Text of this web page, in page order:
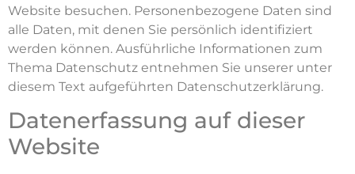
Website besuchen. Personenbezogene Daten sind
alle Daten, mit denen Sie persönlich identifiziert
werden können. Ausführliche Informationen zum
Thema Datenschutz entnehmen Sie unserer unter
diesem Text aufgeführten Datenschutzerklärung.
Datenerfassung auf dieser
Website